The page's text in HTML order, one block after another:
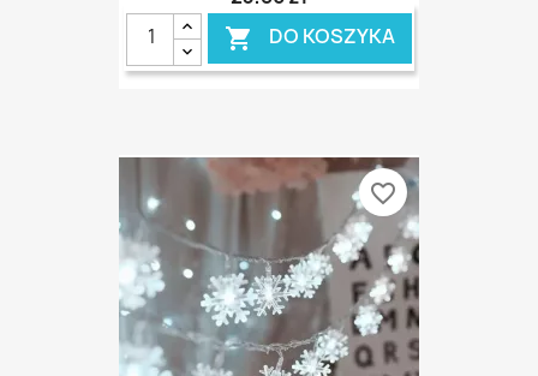
 DO KOSZYKA
favorite_border